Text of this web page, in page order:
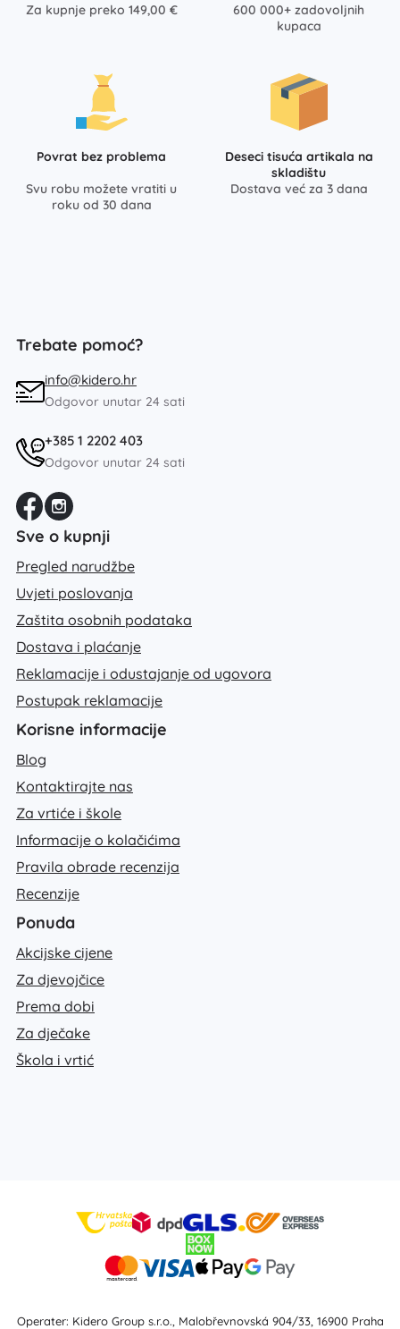
Za kupnje preko 149,00 €
600 000+ zadovoljnih
kupaca
Povrat bez problema
Svu robu možete vratiti u
roku od 30 dana
Deseci tisuća artikala na
skladištu
Dostava već za 3 dana
Trebate pomoć?
info@kidero.hr
Odgovor unutar 24 sati
+385 1 2202 403
Odgovor unutar 24 sati
Sve o kupnji
Pregled narudžbe
Uvjeti poslovanja
Zaštita osobnih podataka
Dostava i plaćanje
Reklamacije i odustajanje od ugovora
Postupak reklamacije
Korisne informacije
Blog
Kontaktirajte nas
Za vrtiće i škole
Informacije o kolačićima
Pravila obrade recenzija
Recenzije
Ponuda
Akcijske cijene
Za djevojčice
Prema dobi
Za dječake
Škola i vrtić
Operater: Kidero Group s.r.o., Malobřevnovská 904/33, 16900 Praha